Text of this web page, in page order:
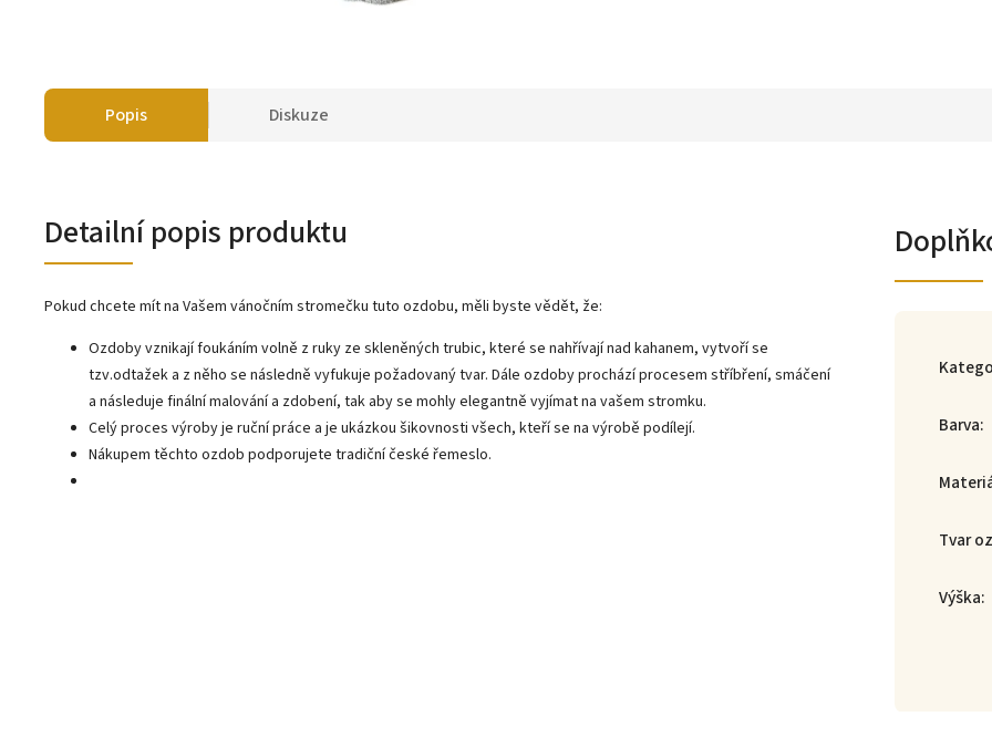
Popis Diskuze
Detailní popis produktu
Pokud chcete mít na Vašem vánočním stromečku tuto ozdobu, měli byste vědět, že:
Ozdoby vznikají foukáním volně z ruky ze skleněných trubic, které se nahřívají nad kahanem, vytvoří se
tzv.odtažek a z něho se následně vyfukuje požadovaný tvar. Dále ozdoby prochází procesem stříbření, smáčení
a následuje finální malování a zdobení, tak aby se mohly elegantně vyjímat na vašem stromku.
Celý proces výroby je ruční práce a je ukázkou šikovnosti všech, kteří se na výrobě podílejí.
Nákupem těchto ozdob podporujete tradiční české řemeslo.
Barva:
Tvar
Výška: